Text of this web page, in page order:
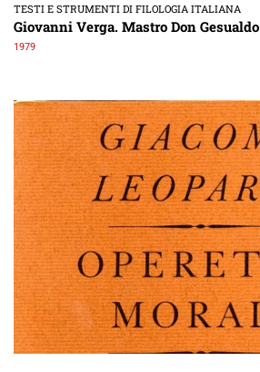
TESTI E STRUMENTI DI FILOLOGIA ITALIANA
Giovanni Verga. Mastro Don Gesualdo
1979